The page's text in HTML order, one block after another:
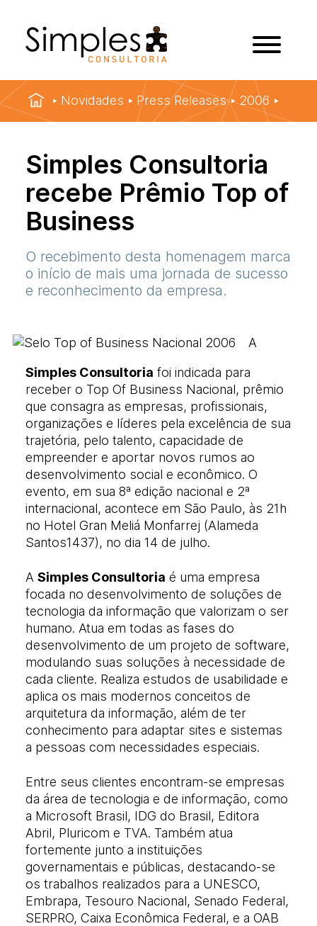
Novidades Press Releases 2006
Simples Consultoria
recebe Prêmio Top of
Business
O recebimento desta homenagem marca
o início de mais uma jornada de sucesso
e reconhecimento da empresa.
A
Simples Consultoria foi indicada para
receber o Top Of Business Nacional, prêmio
que consagra as empresas, profissionais,
organizações e líderes pela excelência de sua
trajetória, pelo talento, capacidade de
empreender e aportar novos rumos ao
desenvolvimento social e econômico. O
evento, em sua 8ª edição nacional e 2ª
internacional, acontece em São Paulo, às 21h
no Hotel Gran Meliá Monfarrej (Alameda
Santos1437), no dia 14 de julho.
A Simples Consultoria é uma empresa
focada no desenvolvimento de soluções de
tecnologia da informação que valorizam o ser
humano. Atua em todas as fases do
desenvolvimento de um projeto de software,
modulando suas soluções à necessidade de
cada cliente. Realiza estudos de usabilidade e
aplica os mais modernos conceitos de
arquitetura da informação, além de ter
conhecimento para adaptar sites e sistemas
a pessoas com necessidades especiais.
Entre seus clientes encontram-se empresas
da área de tecnologia e de informação, como
a Microsoft Brasil, IDG do Brasil, Editora
Abril, Pluricom e TVA. Também atua
fortemente junto a instituições
governamentais e públicas, destacando-se
os trabalhos realizados para a UNESCO,
Embrapa, Tesouro Nacional, Senado Federal,
SERPRO, Caixa Econômica Federal, e a OAB